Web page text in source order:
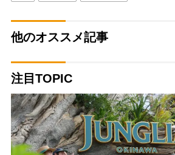
他のオススメ記事
注目TOPIC